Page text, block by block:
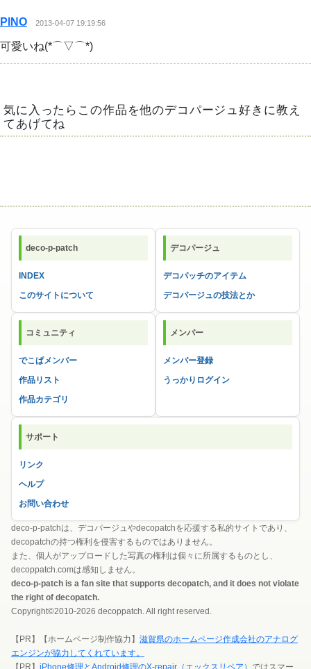
PINO 2013-04-07 19:19:56
可愛いね(*⌒▽⌒*)
気に入ったらこの作品を他のデコパージュ好きに教え
てあげてね
deco-p-patch
INDEX
このサイトについて
デコパージュ
デコパッチのアイテム
デコパージュの技法とか
コミュニティ
でこぱメンバー
作品リスト
作品カテゴリ
メンバー
メンバー登録
うっかりログイン
サポート
リンク
ヘルプ
お問い合わせ
deco-p-patchは、デコパージュやdecopatchを応援する私的サイトであり、
decopatchの持つ権利を侵害するものではありません。
また、個人がアップロードした写真の権利は個々に所属するものとし、
decoppatch.comは感知しません。
deco-p-patch is a fan site that supports decopatch, and it does not violate
the right of decopatch.
Copyright©2010-2026 decoppatch. All right reserved.
【PR】【ホームページ制作協力】 滋賀県のホームページ作成会社のアナログ
エンジンが協力してくれています。
【PR】 iPhone修理とAndroid修理のX-repair（エックスリペア） ではスマー